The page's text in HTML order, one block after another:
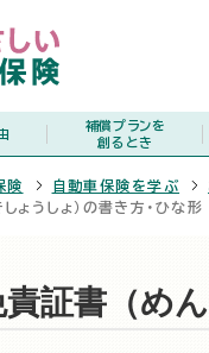
補償プランを
創るとき
険 自動車保険を学ぶ
ょうしょ）の書き方・ひな形
責証書（め